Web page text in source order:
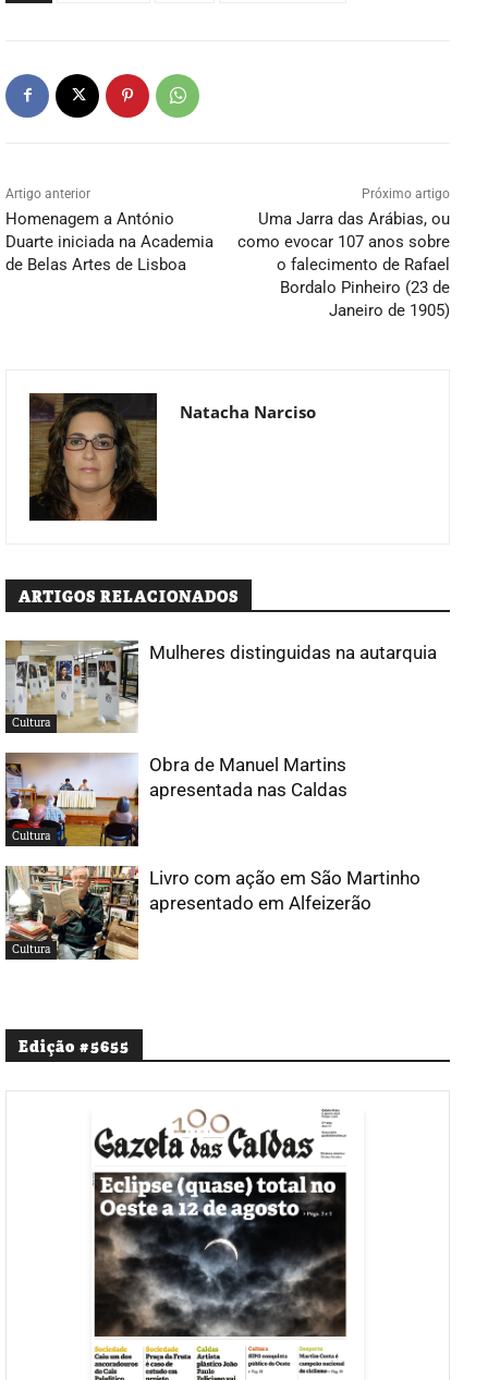
Artigo anterior
Homenagem a António
Duarte iniciada na Academia
de Belas Artes de Lisboa
Próximo artigo
Uma Jarra das Arábias, ou
como evocar 107 anos sobre
o falecimento de Rafael
Bordalo Pinheiro (23 de
Janeiro de 1905)
Natacha Narciso
ARTIGOS RELACIONADOS
Cultura
Mulheres distinguidas na autarquia
Cultura
Obra de Manuel Martins
apresentada nas Caldas
Cultura
Livro com ação em São Martinho
apresentado em Alfeizerão
Edição #5655